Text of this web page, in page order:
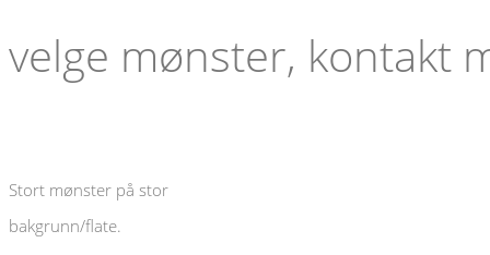
velge mønster, kontakt
Stort mønster på stor
bakgrunn/flate.